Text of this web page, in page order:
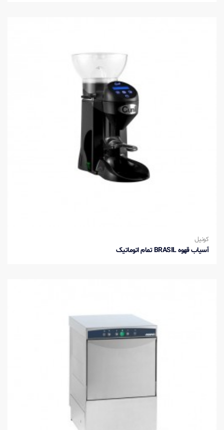
کونیل
آسیاب قهوه BRASIL تمام اتوماتیک